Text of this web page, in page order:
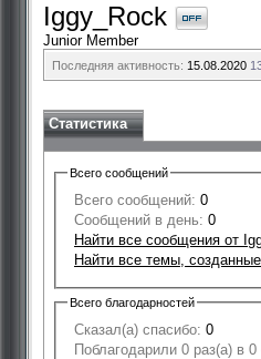
Iggy_Rock
Junior Member
Последняя активность: 15.08.2020
Статистика
Всего сообщений
Всего сообщений: 0
Сообщений в день: 0
Найти все сообщения от
Найти все темы,
Всего благодарностей
Сказал(а) спасибо: 0
Поблагодарили 0 раз(а) в